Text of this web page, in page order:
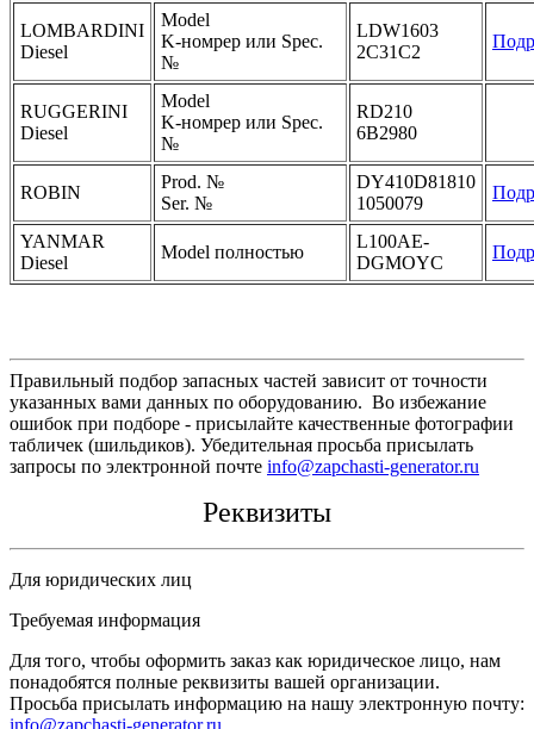
LOMBARDINI
Diesel
Model
K-номрер или Spec.
№
LDW1603
2C31C2
RUGGERINI
Diesel
Model
K-номрер или Spec.
№
RD210
6B2980
ROBIN
Prod. №
Ser. №
DY410D81810
1050079
YANMAR
Diesel
Model полностью
L100AE-
DGMOYC
Правильный подбор запасных частей зависит от точности
указанных вами данных по оборудованию. Во избежание
ошибок при подборе - присылайте качественные фотографии
табличек (шильдиков). Убедительная просьба присылать
запросы по электронной почте info@zapchasti-generator.ru
Реквизиты
Для юридических лиц
Требуемая информация
Для того, чтобы оформить заказ как юридическое лицо, нам
понадобятся полные реквизиты вашей организации.
Просьба присылать информацию на нашу электронную почту:
info@zapchasti-generator.ru